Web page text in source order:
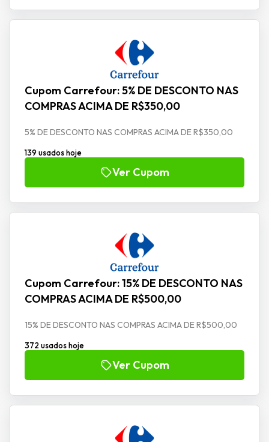
Cupom Carrefour: 5% DE DESCONTO NAS
COMPRAS ACIMA DE R$350,00
5% DE DESCONTO NAS COMPRAS ACIMA DE R$350,00
139 usados hoje
Ver Cupom
Cupom Carrefour: 15% DE DESCONTO NAS
COMPRAS ACIMA DE R$500,00
15% DE DESCONTO NAS COMPRAS ACIMA DE R$500,00
372 usados hoje
Ver Cupom